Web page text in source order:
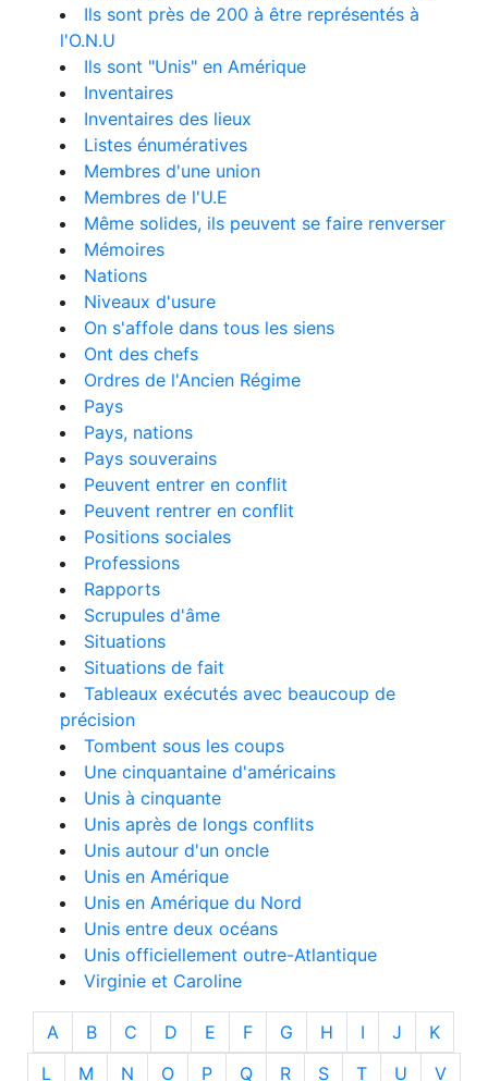
Ils sont près de 200 à être représentés à
l'O.N.U
Ils sont "Unis" en Amérique
Inventaires
Inventaires des lieux
Listes énumératives
Membres d'une union
Membres de l'U.E
Même solides, ils peuvent se faire renverser
Mémoires
Nations
Niveaux d'usure
On s'affole dans tous les siens
Ont des chefs
Ordres de l'Ancien Régime
Pays
Pays, nations
Pays souverains
Peuvent entrer en conflit
Peuvent rentrer en conflit
Positions sociales
Professions
Rapports
Scrupules d'âme
Situations
Situations de fait
Tableaux exécutés avec beaucoup de
précision
Tombent sous les coups
Une cinquantaine d'américains
Unis à cinquante
Unis après de longs conflits
Unis autour d'un oncle
Unis en Amérique
Unis en Amérique du Nord
Unis entre deux océans
Unis officiellement outre-Atlantique
Virginie et Caroline
A B C D E F G H I J
K
L
M N O P Q R S T U V